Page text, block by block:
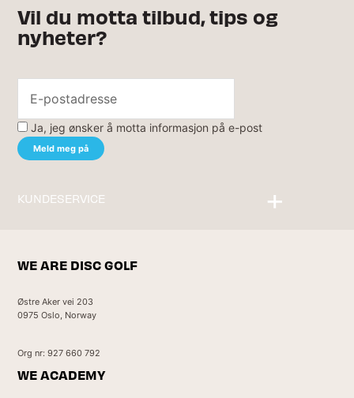
Vil du motta tilbud, tips og
nyheter?
Ja, jeg ønsker å motta informasjon på e-post
KUNDESERVICE
WE ARE DISC GOLF
Østre Aker vei 203
0975 Oslo, Norway
Org nr: 927 660 792
WE ACADEMY